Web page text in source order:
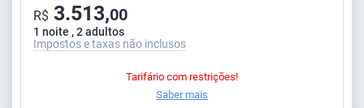
1 noite , 2 adultos
R$ 3.513,00
Impostos e taxas não inclusos
Tarifário com restrições!
Saber mais